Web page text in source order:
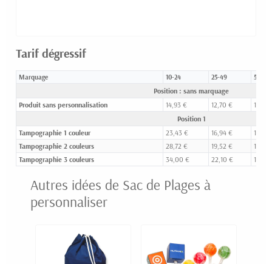
Tarif dégressif
Marquage 10-24 25-49 50-99
Position : sans marquage
Produit sans personnalisation
14,93 € 12,70 €
11,83
Position 1
Tampographie 1 couleur
23,43 € 16,94 €
14,24
Tampographie 2 couleurs
28,72 € 19,52 €
15,65
Tampographie 3 couleurs
34,00 € 22,10 € 17,06
Autres idées de Sac de Plages à
personnaliser